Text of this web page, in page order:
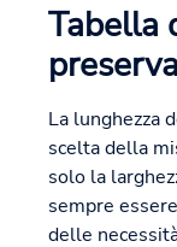
Tabella
La lunghezza
scelta della
solo la
sempre
delle